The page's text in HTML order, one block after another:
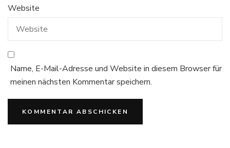
Website
Name, E-Mail-Adresse und Website in diesem Browser für
meinen nächsten Kommentar speichern.